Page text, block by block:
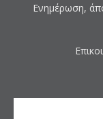
Ενημέρωση,